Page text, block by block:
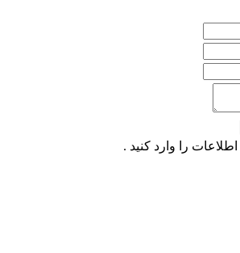
اطلاعات را وارد کنید .